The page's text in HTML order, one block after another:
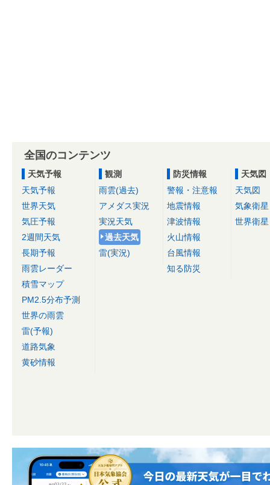
全国のコンテンツ
天気予報
天気予報
世界天気
気圧予報
2週間天気
長期予報
雨雲レーダー
積雪マップ
PM2.5分布予測
世界の雨雲
雷(予報)
道路気象
黄砂情報
観測
雨雲(過去)
アメダス実況
実況天気
過去天気
雷(実況)
防災情報
警報・注意報
地震情報
津波情報
火山情報
台風情報
知る防災
天気図
天気図
気象衛星
世界衛星